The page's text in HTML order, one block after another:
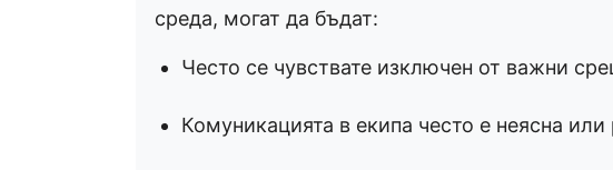
среда, могат да бъдат:
Често се чувствате изключен от важни
Комуникацията в екипа често е неясна или